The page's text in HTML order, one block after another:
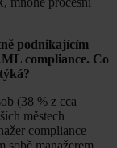
podnikajícím
compliance. Co
(38 % z cca
městech
compliance